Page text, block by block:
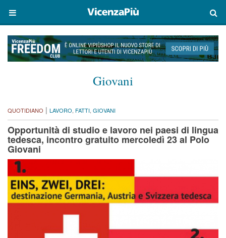
Giovani
QUOTIDIANO | LAVORO, FATTI, GIOVANI
Opportunità di studio e lavoro nei paesi di lingua
tedesca, incontro gratuito mercoledì 23 al Polo
Giovani